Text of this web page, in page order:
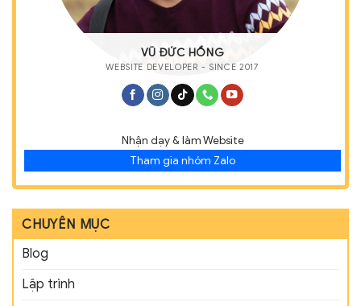
VŨ ĐỨC HỒNG
WEBSITE DEVELOPER - SINCE 2017
Nhận dạy & làm Website
Tham gia nhóm Zalo
CHUYÊN MỤC
Blog
Lập trình